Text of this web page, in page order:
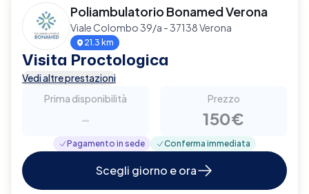
Poliambulatorio Bonamed Verona
Viale Colombo 39/a - 37138 Verona
21.3 km
Visita Proctologica
Vedi altre prestazioni
Prima disponibilità
-
Prezzo
150€
Pagamento in sede Conferma immediata
Scegli giorno e ora